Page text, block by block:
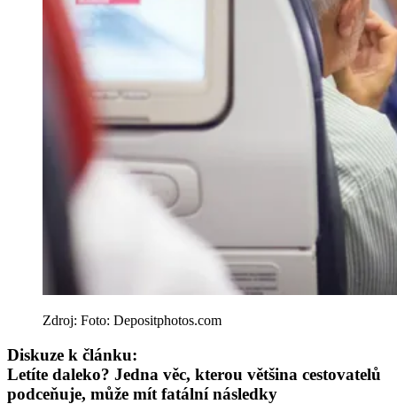
Zdroj: Foto: Depositphotos.com
Diskuze k článku:
Letíte daleko? Jedna věc, kterou většina cestovatelů
podceňuje, může mít fatální následky